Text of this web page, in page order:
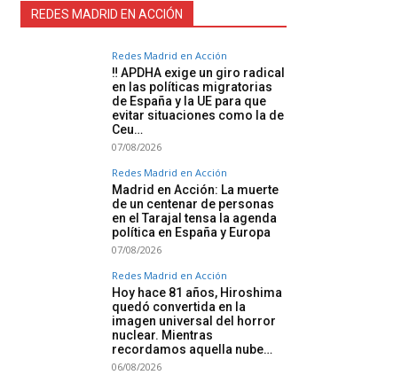
REDES MADRID EN ACCIÓN
Redes Madrid en Acción
‼️ APDHA exige un giro radical
en las políticas migratorias
de España y la UE para que
evitar situaciones como la de
Ceu…
07/08/2026
Redes Madrid en Acción
Madrid en Acción: La muerte
de un centenar de personas
en el Tarajal tensa la agenda
política en España y Europa
07/08/2026
Redes Madrid en Acción
Hoy hace 81 años, Hiroshima
quedó convertida en la
imagen universal del horror
nuclear. Mientras
recordamos aquella nube…
06/08/2026